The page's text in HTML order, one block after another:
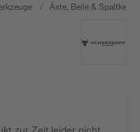
/ Äxte, Beile & Spaltkeile
zur Zeit leider nicht